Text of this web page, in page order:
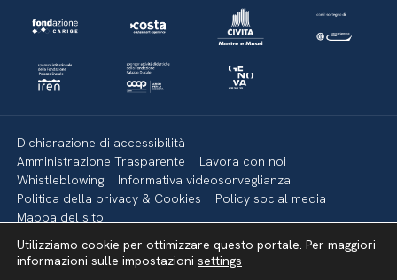
Dichiarazione di accessibilità
Amministrazione Trasparente
Lavora con noi
Whistleblowing
Informativa videosorveglianza
Politica della privacy & Cookies
Policy social media
Mappa del sito
Torna su
Utilizziamo cookie per ottimizzare questo portale. Per maggiori
informazioni sulle impostazioni settings